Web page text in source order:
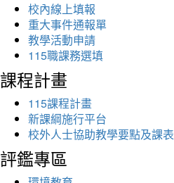
校內線上填報
重大事件通報單
教學活動申請
115職課務選填
課程計畫
115課程計畫
新課綱施行平台
校外人士協助教學要點及課表
評鑑專區